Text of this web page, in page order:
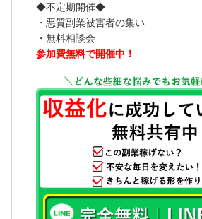
◆不定期開催◆
・悪質副業被害者の集い
・無料相談会
参加費無料で開催中！